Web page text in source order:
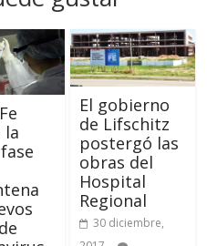
la
El gobierno
de Lifschitz
postergó las
obras del
Hospital
Regional
30 diciembre,